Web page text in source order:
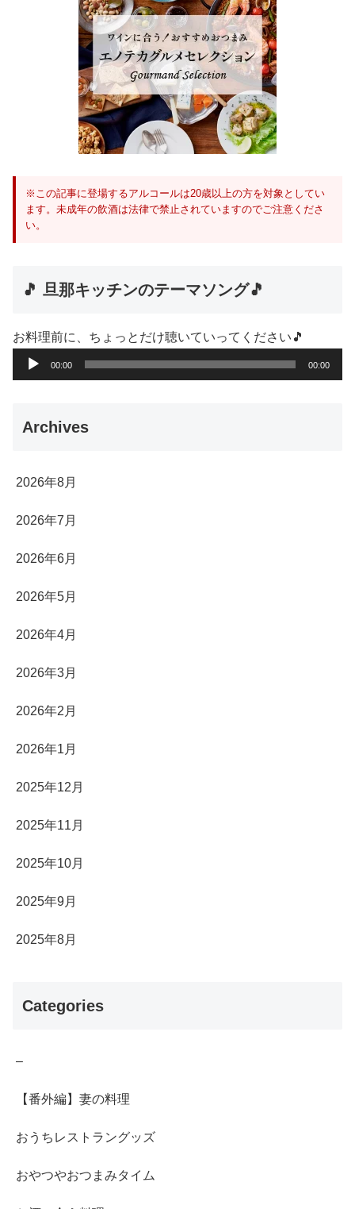
※この記事に登場するアルコールは20歳以上の方を対象としてい
ます。未成年の飲酒は法律で禁止されていますのでご注意くださ
い。
🎵 旦那キッチンのテーマソング🎵
お料理前に、ちょっとだけ聴いていってください🎵
声
レ
00:00 00:00
Archives
2026年8月
2026年7月
2026年6月
2026年5月
2026年4月
2026年3月
2026年2月
2026年1月
2025年12月
2025年11月
2025年10月
2025年9月
2025年8月
Categories
–
【番外編】妻の料理
おうちレストラングッズ
おやつやおつまみタイム